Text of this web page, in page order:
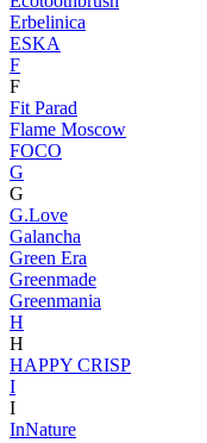
Erbelinica
ESKA
F
F
Fit Parad
Flame Moscow
FOCO
G
G
G.Love
Galancha
Green Era
Greenmade
Greenmania
H
H
HAPPY CRISP
I
I
InNature